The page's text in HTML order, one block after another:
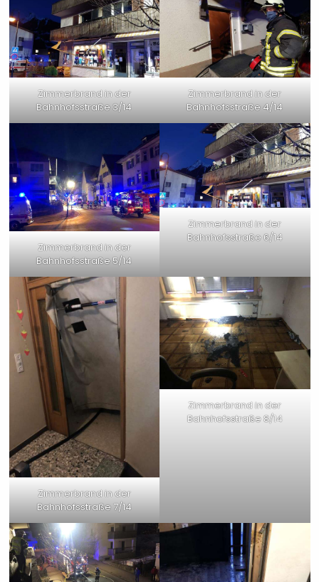
Zimmerbrand in der
Bahnhofsstraße 3/14
Zimmerbrand in der
Bahnhofsstraße 4/14
Zimmerbrand in der
Bahnhofsstraße 5/14
Zimmerbrand in der
Bahnhofsstraße 6/14
Zimmerbrand in der
Bahnhofsstraße 7/14
Zimmerbrand in der
Bahnhofsstraße 8/14